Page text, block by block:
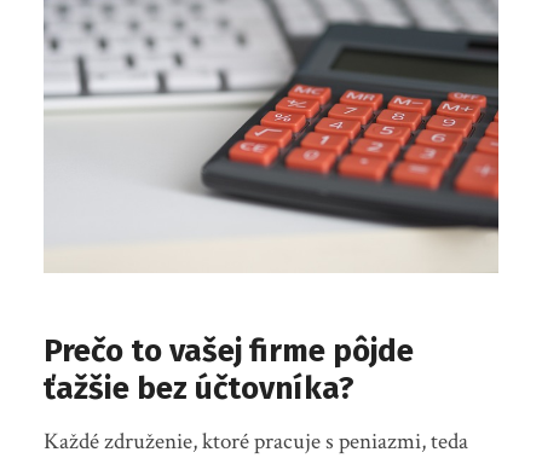
Prečo to vašej firme pôjde
ťažšie bez účtovníka?
Každé združenie, ktoré pracuje s peniazmi, teda